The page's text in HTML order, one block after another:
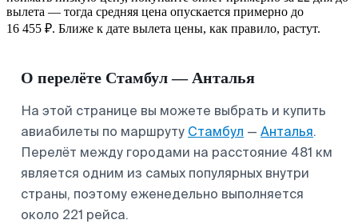
вылета — тогда средняя цена опускается примерно до
16 455 ₽. Ближе к дате вылета цены, как правило, растут.
О перелёте Стамбул — Анталья
На этой странице вы можете выбрать и купить
авиабилеты по маршруту Стамбул — Анталья.
Перелёт между городами на расстояние 481 км
является одним из самых популярных внутри
страны, поэтому еженедельно выполняется
около 221 рейса.